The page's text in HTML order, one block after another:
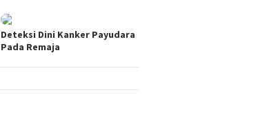
Deteksi Dini Kanker Payudara
Pada Remaja